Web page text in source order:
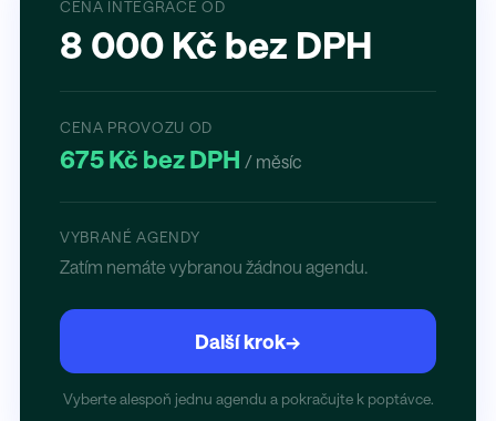
CENA INTEGRACE OD
8 000 Kč bez DPH
CENA PROVOZU OD
675 Kč bez DPH / měsíc
VYBRANÉ AGENDY
Zatím nemáte vybranou žádnou agendu.
Další krok→
Vyberte alespoň jednu agendu a pokračujte k poptávce.